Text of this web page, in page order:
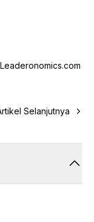
Selanjutnya